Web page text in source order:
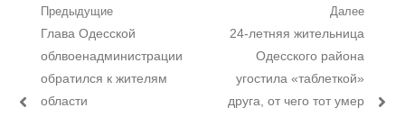
Навигация
записям
Предыдущие
Предыдущий
пост:
Глава Одесской
облвоенадминистрации
обратился к жителям
области
Далее
Следующий
пост:
24-летняя жительница
Одесского района
угостила «таблеткой»
друга, от чего тот умер